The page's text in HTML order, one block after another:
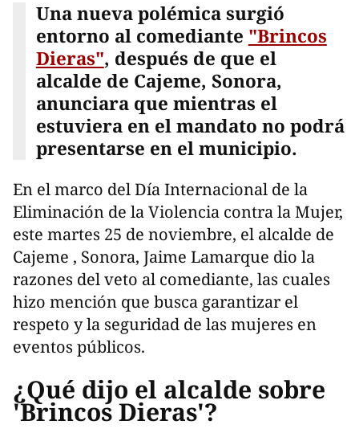
Una nueva polémica surgió
entorno al comediante "Brincos
Dieras", después de que el
alcalde de Cajeme, Sonora,
anunciara que mientras el
estuviera en el mandato no podrá
presentarse en el municipio.
En el marco del Día Internacional de la
Eliminación de la Violencia contra la Mujer,
este martes 25 de noviembre, el alcalde de
Cajeme , Sonora, Jaime Lamarque dio la
razones del veto al comediante, las cuales
hizo mención que busca garantizar el
respeto y la seguridad de las mujeres en
eventos públicos.
¿Qué dijo el alcalde sobre
'Brincos Dieras'?